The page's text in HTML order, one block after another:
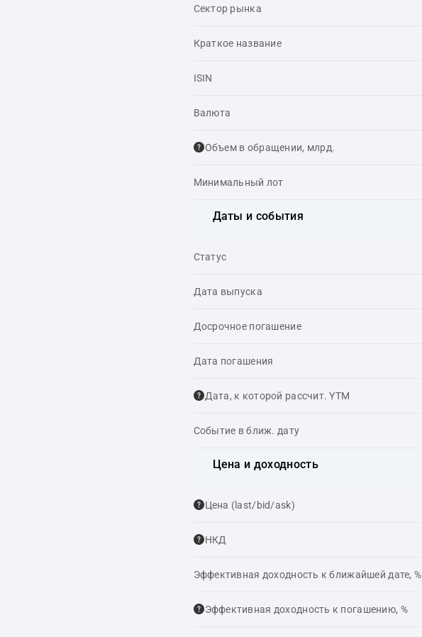
Сектор рынка
Краткое название
ISIN
Валюта
Объем в обращении, млрд.
Минимальный лот
Даты и события
Статус
Дата выпуска
Досрочное погашение
Дата погашения
Дата, к которой рассчит. YTM
Событие в ближ. дату
Цена и доходность
Цена (last/bid/ask)
НКД
Эффективная доходность к ближайшей дате, %
Эффективная доходность к погашению, %